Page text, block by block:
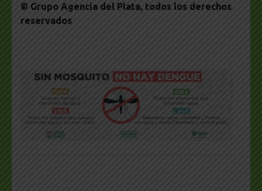
© Grupo Agencia del Plata, todos los derechos
reservados